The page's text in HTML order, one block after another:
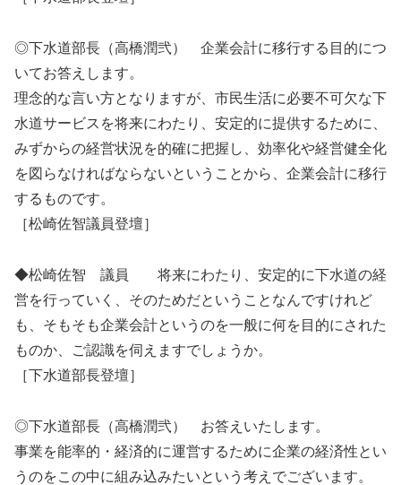
◎下水道部長（高橋潤弐） 企業会計に移行する目的につ
いてお答えします。
理念的な言い方となりますが、市民生活に必要不可欠な下
水道サービスを将来にわたり、安定的に提供するために、
みずからの経営状況を的確に把握し、効率化や経営健全化
を図らなければならないということから、企業会計に移行
するものです。
［松崎佐智議員登壇］
◆松崎佐智 議員 将来にわたり、安定的に下水道の経
営を行っていく、そのためだということなんですけれど
も、そもそも企業会計というのを一般に何を目的にされた
ものか、ご認識を伺えますでしょうか。
［下水道部長登壇］
◎下水道部長（高橋潤弐） お答えいたします。
事業を能率的・経済的に運営するために企業の経済性とい
うのをこの中に組み込みたいという考えでございます。